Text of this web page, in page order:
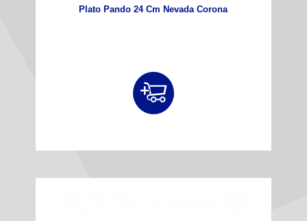
Plato Pando 24 Cm Nevada Corona